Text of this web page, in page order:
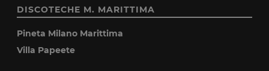
DISCOTECHE M. MARITTIMA
Pineta Milano Marittima
Villa Papeete